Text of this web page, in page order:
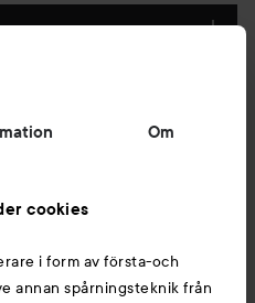
Om
cookies
i form av första-och
annan spårningsteknik från